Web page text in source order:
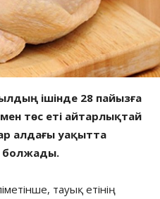
ішінде 28 пайызға
төс еті айтарлықтай
алдағы уақытта
болжады.
тауық етінің